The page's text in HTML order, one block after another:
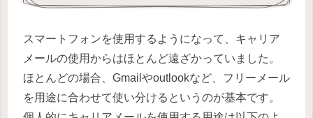
スマートフォンを使用するようになって、キャリア
メールの使用からはほとんど遠ざかっていました。
ほとんどの場合、Gmailやoutlookなど、フリーメール
を用途に合わせて使い分けるというのが基本です。